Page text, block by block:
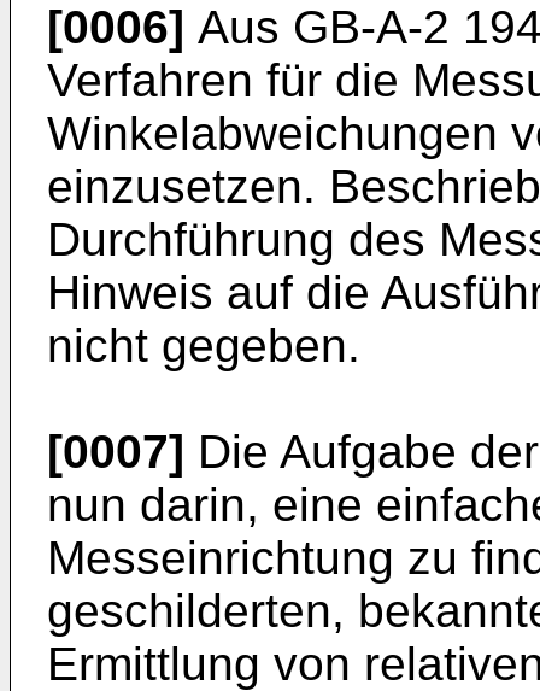
[0006] Aus GB-A-2
Verfahren für die
Winkelabweichungen
einzusetzen.
Durchführung des
Hinweis auf die
nicht gegeben.
[0007] Die Aufgabe
nun darin, eine
Messeinrichtung zu
geschilderten,
Ermittlung von